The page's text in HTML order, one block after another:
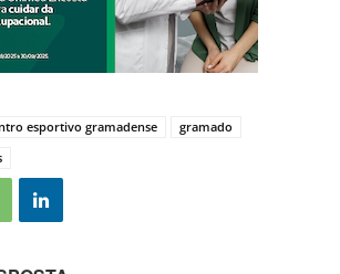
esportivo gramadense
gramado